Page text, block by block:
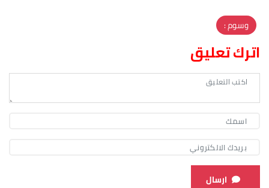
وسوم :
اترك تعليق
ارسال